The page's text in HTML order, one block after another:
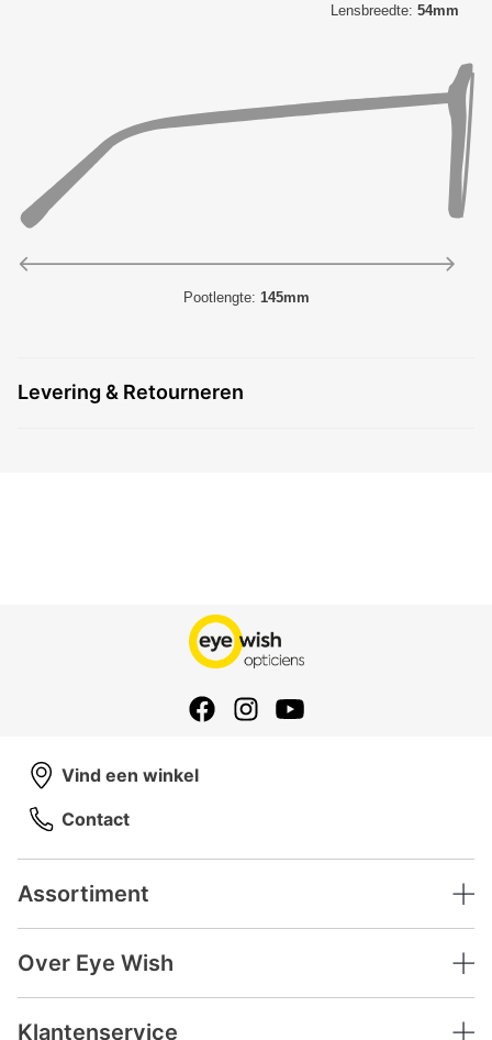
Lensbreedte: 54mm
Pootlengte: 145mm
Levering & Retourneren
Assortiment
Over Eye Wish
Klantenservice
Vind een winkel
Contact